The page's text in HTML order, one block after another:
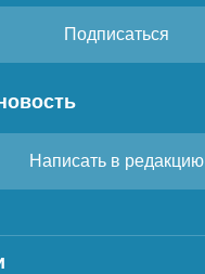
Подписаться
Написать в редакцию